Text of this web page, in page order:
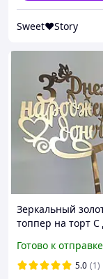
Sweet❤Story
Зеркальный
топпер на торт
топпер на день
дочки
Готово к отправке
5.0 (1)